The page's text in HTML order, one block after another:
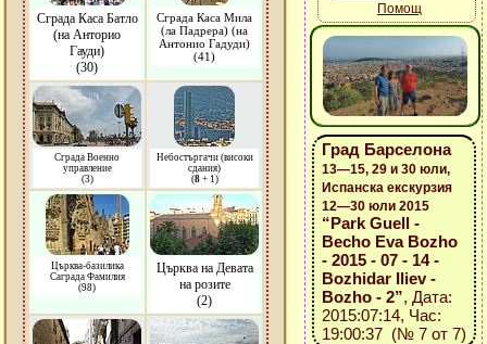
Сграда Каса Батло
(на Анторио
Гауди)
(30)
Сграда Каса Мила
(ла Падрера) (на
Антонио Гадуди)
(41)
Сграда Военно
управление
(3)
Небостъргачи (високи
сдания)
(8+ 1)
Църква-базилика
Саграда Фамилия
(98)
Църква на Девата
на розите
(2)
Помощ
Град Барселона
13—15, 29 и 30 юли,
Испанска екскурзия
12—30 юли 2015
“Park Guell -
Becho Eva Bozho
- 2015 - 07 - 14 -
Bozhidar Iliev -
Bozho - 2”, Дата:
2015:07:14, Час:
19:00:37 (№ 7 от 7)